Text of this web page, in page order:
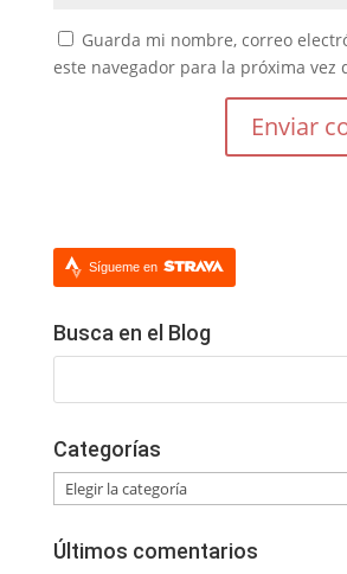
Guarda mi nombre, correo
este navegador para la próxima vez
Sígueme en
Busca en el Blog
Categorías
Categorías
Últimos comentarios